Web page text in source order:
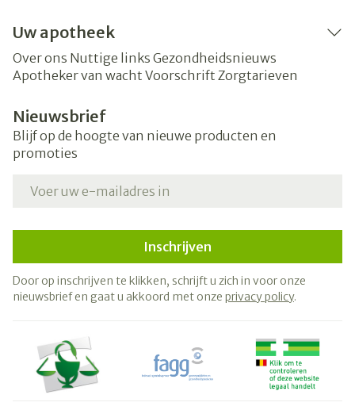
Uw apotheek
Over ons Nuttige links Gezondheidsnieuws
Apotheker van wacht Voorschrift Zorgtarieven
Nieuwsbrief
Blijf op de hoogte van nieuwe producten en
promoties
Inschrijven
Door op inschrijven te klikken, schrijft u zich in voor onze
nieuwsbrief en gaat u akkoord met onze privacy policy.